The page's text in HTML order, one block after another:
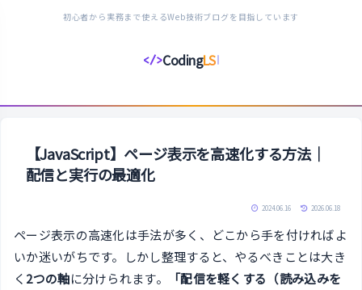
初心者から実務まで使えるWeb技術ブログを目指しています
</>CodingLS
コ
デ
ン
グ
フ
ス
タ
【JavaScript】ページ表示を高速化する方法｜
配信と実行の最適化
2024.06.16 2026.06.18
ページ表示の高速化は手法が多く、どこから手を付ければよ
いか迷いがちです。しかし整理すると、やるべきことは大き
く 2つの軸に分けられます。
「配信を軽くする（読み込みを